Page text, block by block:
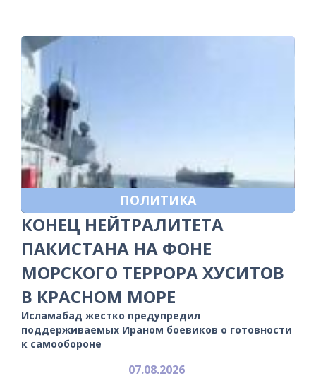
ПОЛИТИКА
КОНЕЦ НЕЙТРАЛИТЕТА
ПАКИСТАНА НА ФОНЕ
МОРСКОГО ТЕРРОРА ХУСИТОВ
В КРАСНОМ МОРЕ
Исламабад жестко предупредил
поддерживаемых Ираном боевиков о готовности
к самообороне
07.08.2026